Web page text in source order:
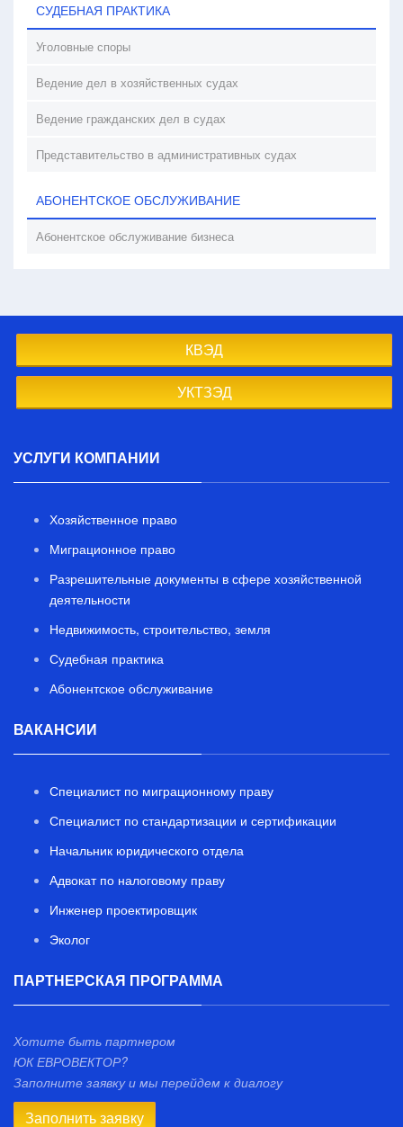
СУДЕБНАЯ ПРАКТИКА
Уголовные споры
Ведение дел в хозяйственных судах
Ведение гражданских дел в судах
Представительство в административных судах
АБОНЕНТСКОЕ ОБСЛУЖИВАНИЕ
Абонентское обслуживание бизнеса
КВЭД
УКТЗЭД
УСЛУГИ КОМПАНИИ
Хозяйственное право
Миграционное право
Разрешительные документы в сфере хозяйственной
деятельности
Недвижимость, строительство, земля
Судебная практика
Абонентское обслуживание
ВАКАНСИИ
Специалист по миграционному праву
Специалист по стандартизации и сертификации
Начальник юридического отдела
Адвокат по налоговому праву
Инженер проектировщик
Эколог
ПАРТНЕРСКАЯ ПРОГРАММА
Хотите быть партнером
ЮК ЕВРОВЕКТОР?
Заполните заявку и мы перейдем к диалогу
Заполнить заявку